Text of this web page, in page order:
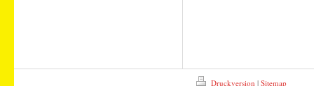
Druckversion | Sitemap